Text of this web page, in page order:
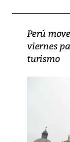
Perú
viernes
turismo